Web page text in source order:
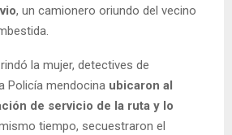
, un camionero oriundo del vecino
la mujer, detectives de
Policía mendocina ubicaron al
de servicio de la ruta y lo
tiempo, secuestraron el